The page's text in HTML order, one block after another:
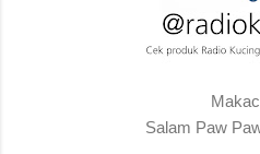
Salam Paw